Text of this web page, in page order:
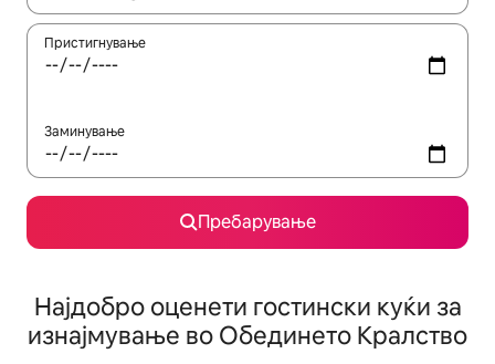
Пристигнување
Заминување
Пребарување
Најдобро оценети гостински куќи за
изнајмување во Обединето Кралство